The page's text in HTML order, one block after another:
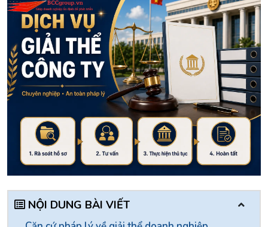
NỘI DUNG BÀI VIẾT